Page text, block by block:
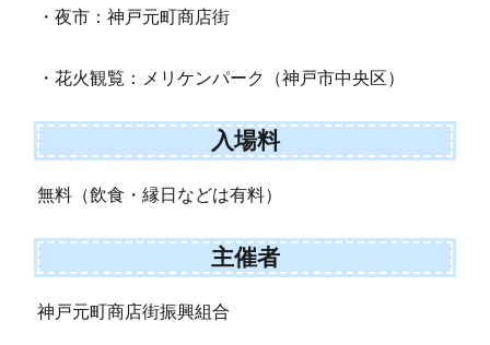
・夜市：神戸元町商店街
・花火観覧：メリケンパーク（神戸市中央区）
入場料
無料（飲食・縁日などは有料）
主催者
神戸元町商店街振興組合